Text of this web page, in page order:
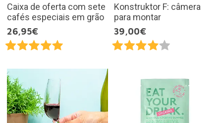
Caixa de oferta com sete
cafés especiais em grão
26,95€
Konstruktor F: câmera
para montar
39,00€